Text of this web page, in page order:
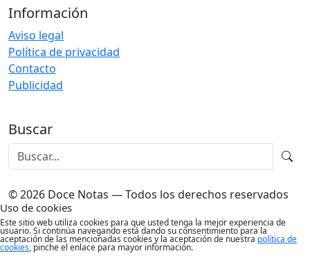
Información
Aviso legal
Política de privacidad
Contacto
Publicidad
Buscar
© 2026 Doce Notas — Todos los derechos reservados
Uso de cookies
Este sitio web utiliza cookies para que usted tenga la mejor experiencia de
usuario. Si continúa navegando está dando su consentimiento para la
aceptación de las mencionadas cookies y la aceptación de nuestra política de
cookies, pinche el enlace para mayor información.